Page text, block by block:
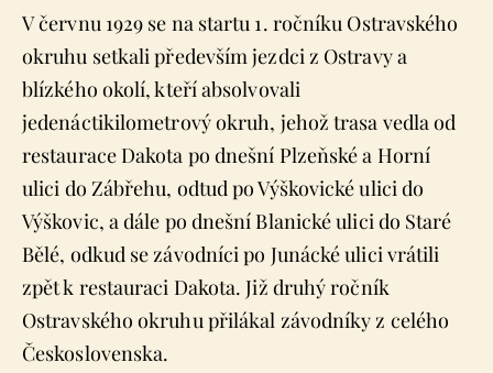
V červnu 1929 se na startu 1. ročníku Ostravského
okruhu setkali především jezdci z Ostravy a
blízkého okolí, kteří absolvovali
jedenáctikilometrový okruh, jehož trasa vedla od
restaurace Dakota po dnešní Plzeňské a Horní
ulici do Zábřehu, odtud po Výškovické ulici do
Výškovic, a dále po dnešní Blanické ulici do Staré
Bělé, odkud se závodníci po Junácké ulici vrátili
zpět k restauraci Dakota. Již druhý ročník
Ostravského okruhu přilákal závodníky z celého
Československa.